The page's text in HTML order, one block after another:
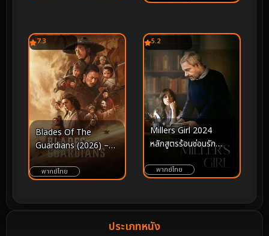
7.3
Blades Of The
Guardians (2026) –
ปรากฏการณ์แอนิเมชั่นระ
ดับมาสเตอร์พีซที่นิยามคำ
พากย์ไทย
5.2
Millers Girl 2024
หลักสูตรร้อนซ่อนรัก
พากย์ไทย
ประเภทหนัง